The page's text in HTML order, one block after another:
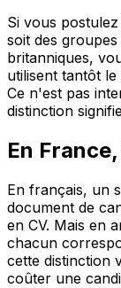
Si vous
soit des
britanniques,
utilisent tantôt
Ce n'est pas
distinction
En
En français, un
document de
en CV. Mais en
chacun
cette distinction
coûter une